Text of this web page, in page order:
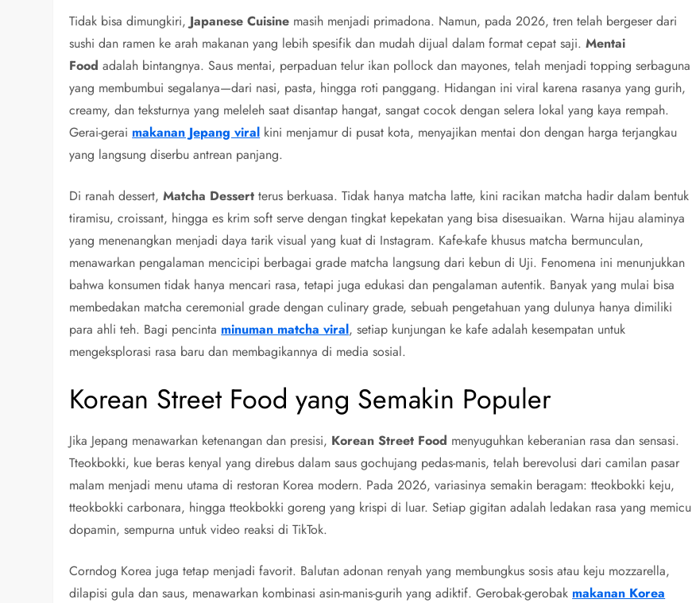
Tidak bisa dimungkiri, Japanese Cuisine masih menjadi primadona. Namun, pada 2026, tren telah bergeser dari
sushi dan ramen ke arah makanan yang lebih spesifik dan mudah dijual dalam format cepat saji.Mentai
Food adalah bintangnya. Saus mentai, perpaduan telur ikan pollock dan mayones, telah menjadi topping serbaguna
yang membumbui segalanya—dari nasi, pasta, hingga roti panggang. Hidangan ini viral karena rasanya yang gurih,
creamy, dan teksturnya yang meleleh saat disantap hangat, sangat cocok dengan selera lokal yang kaya rempah.
Gerai-gerai makanan Jepang viral kini menjamur di pusat kota, menyajikan mentai don dengan harga terjangkau
yang langsung diserbu antrean panjang.
Di ranah dessert,Matcha Dessert terus berkuasa. Tidak hanya matcha latte, kini racikan matcha hadir dalam bentuk
tiramisu, croissant, hingga es krim soft serve dengan tingkat kepekatan yang bisa disesuaikan. Warna hijau alaminya
yang menenangkan menjadi daya tarik visual yang kuat di Instagram. Kafe-kafe khusus matcha bermunculan,
menawarkan pengalaman mencicipi berbagai grade matcha langsung dari kebun di Uji. Fenomena ini menunjukkan
bahwa konsumen tidak hanya mencari rasa, tetapi juga edukasi dan pengalaman autentik. Banyak yang mulai bisa
membedakan matcha ceremonial grade dengan culinary grade, sebuah pengetahuan yang dulunya hanya dimiliki
para ahli teh. Bagi pencinta minuman matcha viral, setiap kunjungan ke kafe adalah kesempatan untuk
mengeksplorasi rasa baru dan membagikannya di media sosial.
Korean Street Food yang Semakin Populer
Jika Jepang menawarkan ketenangan dan presisi, Korean Street Food menyuguhkan keberanian rasa dan sensasi.
Tteokbokki, kue beras kenyal yang direbus dalam saus gochujang pedas-manis, telah berevolusi dari camilan pasar
malam menjadi menu utama di restoran Korea modern. Pada 2026, variasinya semakin beragam: tteokbokki keju,
tteokbokki carbonara, hingga tteokbokki goreng yang krispi di luar. Setiap gigitan adalah ledakan rasa yang memicu
dopamin, sempurna untuk video reaksi di TikTok.
Corndog Korea juga tetap menjadi favorit. Balutan adonan renyah yang membungkus sosis atau keju mozzarella,
dilapisi gula dan saus, menawarkan kombinasi asin-manis-gurih yang adiktif. Gerobak-gerobak makanan Korea